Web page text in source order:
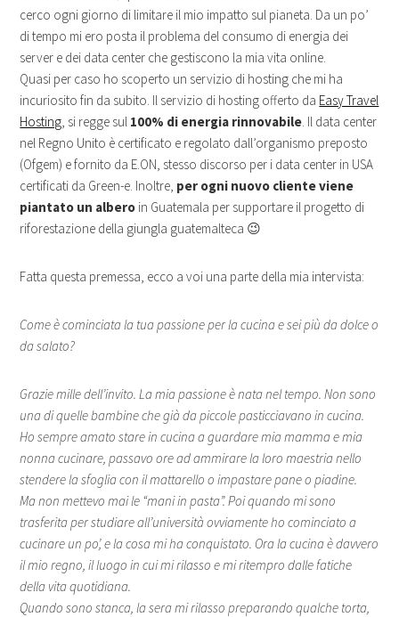
cerco ogni giorno di limitare il mio impatto sul pianeta. Da un po’
di tempo mi ero posta il problema del consumo di energia dei
server e dei data center che gestiscono la mia vita online.
Quasi per caso ho scoperto un servizio di hosting che mi ha
incuriosito fin da subito. Il servizio di hosting offerto da Easy Travel
Hosting, si regge sul 100% di energia rinnovabile. Il data center
nel Regno Unito è certificato e regolato dall’organismo preposto
(Ofgem) e fornito da E.ON, stesso discorso per i data center in USA
certificati da Green-e. Inoltre, per ogni nuovo cliente viene
piantato un albero in Guatemala per supportare il progetto di
riforestazione della giungla guatemalteca 😉
Fatta questa premessa, ecco a voi una parte della mia intervista:
Come è cominciata la tua passione per la cucina e sei più da dolce o
da salato?
Grazie mille dell’invito. La mia passione è nata nel tempo. Non sono
una di quelle bambine che già da piccole pasticciavano in cucina.
Ho sempre amato stare in cucina a guardare mia mamma e mia
nonna cucinare, passavo ore ad ammirare la loro maestria nello
stendere la sfoglia con il mattarello o impastare pane o piadine.
Ma non mettevo mai le “mani in pasta”. Poi quando mi sono
trasferita per studiare all’università ovviamente ho cominciato a
cucinare un po’, e la cosa mi ha conquistato. Ora la cucina è davvero
il mio regno, il luogo in cui mi rilasso e mi ritempro dalle fatiche
della vita quotidiana.
Quando sono stanca, la sera mi rilasso preparando qualche torta,